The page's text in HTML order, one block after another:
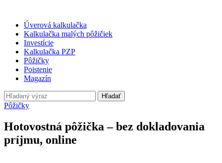
Úverová kalkulačka
Kalkulačka malých pôžičiek
Investície
Kalkulačka PZP
Pôžičky
Poistenie
Magazín
Hľadať
Pôžičky
Hotovostná pôžička – bez dokladovania
príjmu, online